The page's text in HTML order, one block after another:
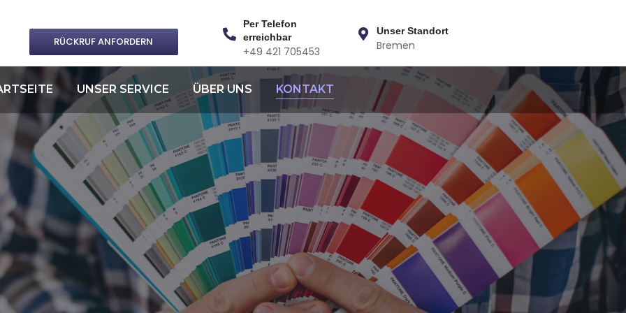
RÜCKRUF ANFORDERN
Per Telefon
erreichbar
+49 421 705453
Unser Standort
Bremen
UNSER SERVICE ÜBER UNS KONTAKT